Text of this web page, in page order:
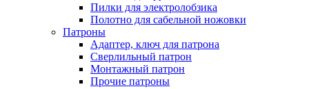
Пилки для электролобзика
Полотно для сабельной ножовки
Патроны
Адаптер, ключ для патрона
Сверлильный патрон
Монтажный патрон
Прочие патроны